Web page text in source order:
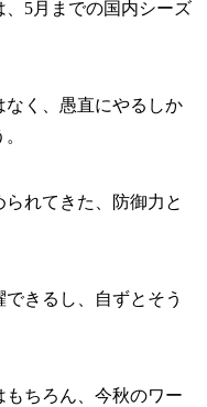
5月までの国内シーズ
なく、愚直にやるしか
れてきた、防御力と
できるし、自ずとそう
ちろん、今秋のワー